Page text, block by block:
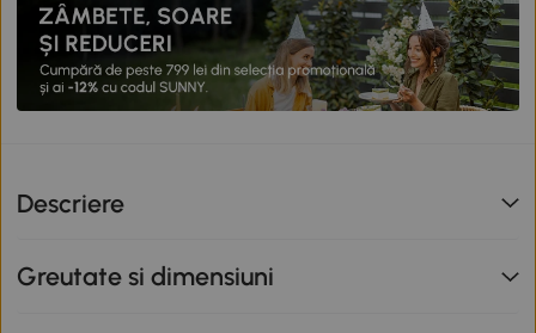
Descriere
Greutate si dimensiuni